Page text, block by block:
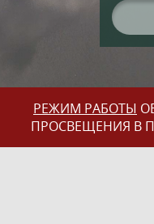
РЕЖИМ РАБОТЫ
ПРОСВЕЩЕНИЯ В